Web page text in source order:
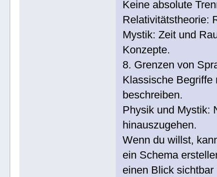
Keine absolute
Relativitätstheorie:
Mystik: Zeit und
Konzepte.
8. Grenzen von
Klassische Begriffe
beschreiben.
Physik und Mystik:
hinauszugehen.
Wenn du willst,
ein Schema
einen Blick sichtbar